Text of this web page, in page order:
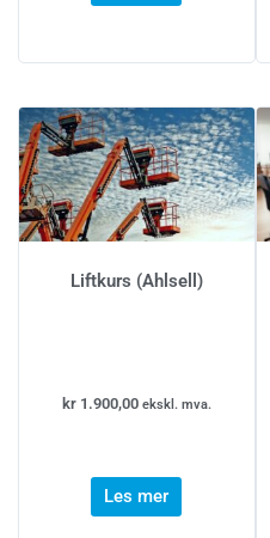
Liftkurs (Ahlsell)
kr1.900,00 ekskl. mva.
Les mer